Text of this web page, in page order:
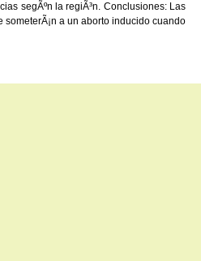
segÃºn la regiÃ³n. Conclusiones: Las
a un aborto inducido cuando